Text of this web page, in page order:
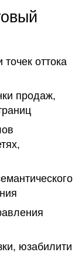
оттока
продаж,
юзабилити